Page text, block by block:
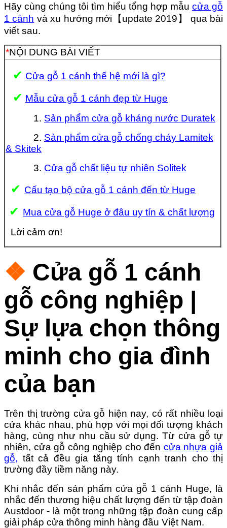
Hãy cùng chúng tôi tìm hiểu tổng hợp mẫu cửa gỗ
1 cánh và xu hướng mới【update 2019】 qua bài
viết sau.
*NỘI DUNG BÀI VIẾT
✔ Cửa gỗ 1 cánh thế hệ mới là gì?
✔ Mẫu cửa gỗ 1 cánh đẹp từ Huge
1. Sản phẩm cửa gỗ kháng nước Duratek
2. Sản phẩm cửa gỗ chống cháy Lamitek
& Skitek
3. Cửa gỗ chất liệu tự nhiên Solitek
✔ Cấu tạo bộ cửa gỗ 1 cánh đến từ Huge
✔ Mua cửa gỗ Huge ở đâu uy tín & chất lượng
Lời cảm ơn!
❖ Cửa gỗ 1 cánh
gỗ công nghiệp |
Sự lựa chọn thông
minh cho gia đình
của bạn
Trên thị trường cửa gỗ hiện nay, có rất nhiều loại
cửa khác nhau, phù hợp với mọi đối tượng khách
hàng, cùng như nhu cầu sử dụng.Từ cửa gỗ tự
nhiên, cửa gỗ công nghiệp cho đến cửa nhựa giả
gỗ, tất cả đều gia tăng tính cạnh tranh cho thị
trường đầy tiềm năng này.
Khi nhắc đến sản phẩm cửa gỗ 1 cánh Huge, là
nhắc đến thương hiệu chất lượng đến từ tập đoàn
Austdoor - là một trong những tập đoàn cung cấp
giải pháp cửa thông minh hàng đầu Việt Nam.